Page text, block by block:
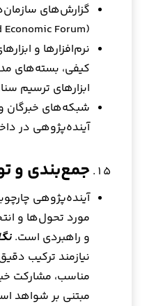
گزارش‌های
(OECD، UNESCO، World Economic Forum)
نرم‌افزارها و
کیفی، بسته‌های
ابزارهای ترسیم
شبکه‌های خبرگان
آینده‌پژوهی در
جمع‌بندی و
آینده‌پژوهی
مورد تحول‌ها و
و راهبردی است.
نیازمند ترکیب
مناسب، مشارکت
مبتنی بر شواهد